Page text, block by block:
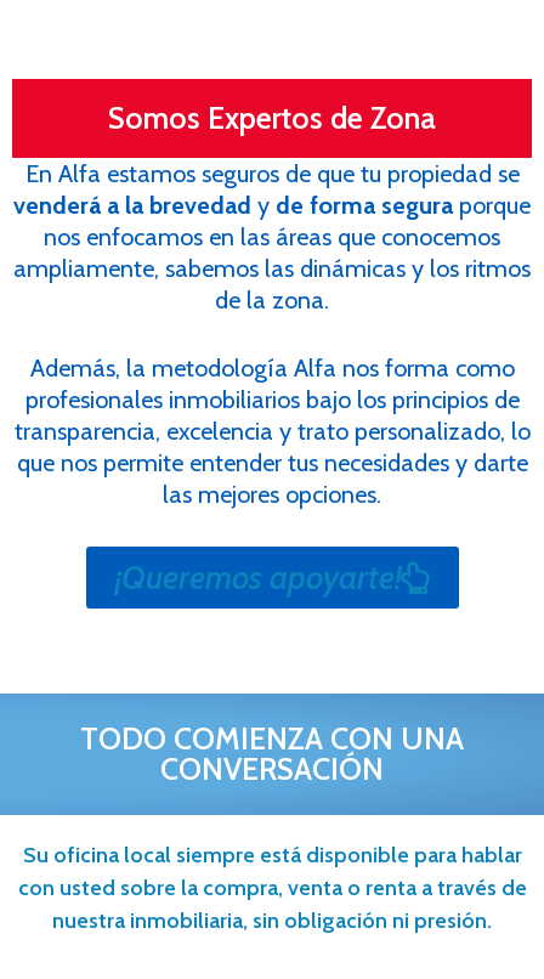
Somos Expertos de Zona
En Alfa estamos seguros de que tu propiedad se
venderá a la brevedad y de forma seguraporque
nos enfocamos en las áreas que conocemos
ampliamente, sabemos las dinámicas y los ritmos
de la zona.
Además, la metodología Alfa nos forma como
profesionales inmobiliariosbajo los principios de
transparencia, excelencia y trato personalizado, lo
que nos permite entender tus necesidades y darte
las mejores opciones.
¡Queremos apoyarte!
TODO COMIENZA CON UNA
CONVERSACIÓN
Su oficina local siempre está disponible para hablar
con usted sobre la compra, venta o renta a través de
nuestra inmobiliaria, sin obligación ni presión.